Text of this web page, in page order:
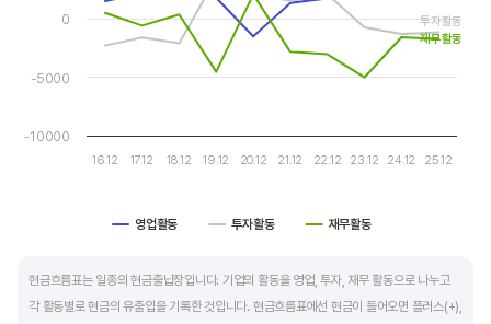
자금 운영에 유리합니다.
운전자본 회전일수는 매출채권 회전일수 + 재고자산 회전일수 - 매입채무 회전일수로
The chart has 1 Y axis displaying values. Data ranges from -
영업활동 투자활동 재무활동
16.12 17.12 18.12 19.12 20.12 21.12 22.12 23.12 24.12 25.12
-10000
-5000
0
투자활동
재무활동
현금흐름표는 일종의 현금출납장입니다. 기업의 활동을 영업, 투자, 재무 활동으로 나누고
각 활동별로 현금의 유출입을 기록한 것입니다. 현금흐름표에선 현금이 들어오면 플러스(+),